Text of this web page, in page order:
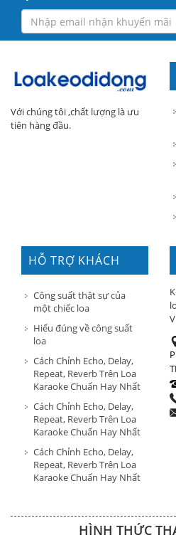
Với chúng tôi ,chất lượng là ưu
tiên hàng đầu.
HỖ TRỢ KHÁCH
HÀNG
Công suất thật sự của
một chiếc loa
Hiểu đúng về công suất
loa
Cách Chỉnh Echo, Delay,
Repeat, Reverb Trên Loa
Karaoke Chuẩn Hay Nhất
Cách Chỉnh Echo, Delay,
Repeat, Reverb Trên Loa
Karaoke Chuẩn Hay Nhất
Cách Chỉnh Echo, Delay,
Repeat, Reverb Trên Loa
Karaoke Chuẩn Hay Nhất
HÌNH THỨC